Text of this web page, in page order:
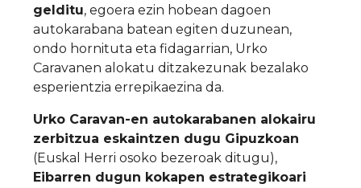
gelditu, egoera ezin hobean dagoen
autokarabana batean egiten duzunean,
ondo hornituta eta fidagarrian, Urko
Caravanen alokatu ditzakezunak bezalako
esperientzia errepikaezina da.
Urko Caravan-en autokarabanen alokairu
zerbitzua eskaintzen dugu Gipuzkoan
(Euskal Herri osoko bezeroak ditugu),
Eibarren dugun kokapen estrategikoari